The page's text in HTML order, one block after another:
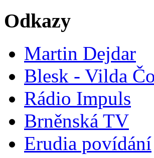
Odkazy
Martin Dejdar
Blesk - Vilda
Rádio Impuls
Brněnská TV
Erudia povídání